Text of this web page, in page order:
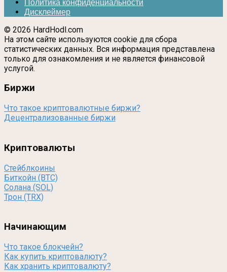
Политика конфиденциальности
Дисклеймер
© 2026 HardHodl.com
На этом сайте используются cookie для сбора
статистических данных. Вся информация представлена
только для ознакомления и не является финансовой
услугой.
Биржи
Что такое криптовалютные биржи?
Децентрализованные биржи
Криптовалюты
Стейблкоины
Биткойн (BTC)
Солана (SOL)
Трон (TRX)
Начинающим
Что такое блокчейн?
Как купить криптовалюту?
Как хранить криптовалюту?